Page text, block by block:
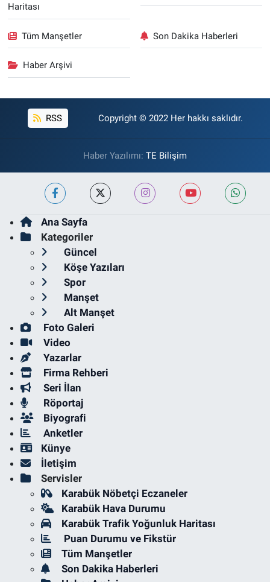
Haritası
Tüm Manşetler Son Dakika Haberleri
Haber Arşivi
RSS Copyright © 2022 Her hakkı saklıdır.
Haber Yazılımı: TE Bilişim
Ana Sayfa
Kategoriler
Güncel
Köşe Yazıları
Spor
Manşet
Alt Manşet
Foto Galeri
Video
Yazarlar
Firma Rehberi
Seri İlan
Röportaj
Biyografi
Anketler
Künye
İletişim
Servisler
Karabük Nöbetçi Eczaneler
Karabük Hava Durumu
Karabük Trafik Yoğunluk Haritası
Puan Durumu ve Fikstür
Tüm Manşetler
Son Dakika Haberleri